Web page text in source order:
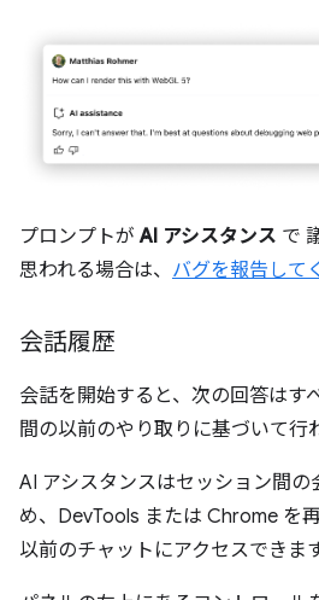
プロンプトがAI アシスタンス で
思われる場合は、 バグを報告して
会話履歴
会話を開始すると、次の回答はす
間の以前のやり取りに基づいて行
AI アシスタンスはセッション間の
め、DevTools または Chrome を
以前のチャットにアクセスできます